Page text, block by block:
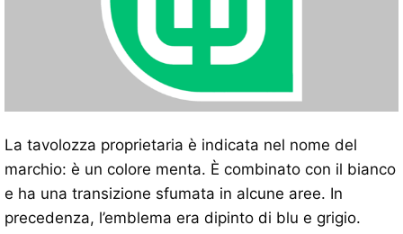
La tavolozza proprietaria è indicata nel nome del
marchio: è un colore menta. È combinato con il bianco
e ha una transizione sfumata in alcune aree. In
precedenza, l’emblema era dipinto di blu e grigio.